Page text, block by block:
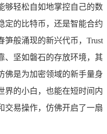
够轻松自如地掌控自己的数
定的比特币，还是智能合约
笋般涌现的新兴代币，Trust
、坚如磐石的存放环境，其
佛是为加密领域的新手量身
界的小白，也能在短时间内
交易操作，仿佛开启了一扇